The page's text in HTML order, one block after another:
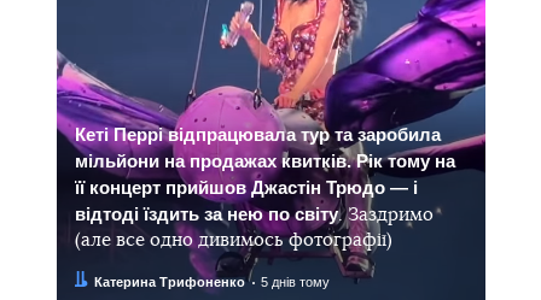
Кеті Перрі відпрацювала тур та заробила
мільйони на продажах квитків. Рік тому на
її концерт прийшов Джастін Трюдо — і
відтоді їздить за нею по світу. Заздримо
(але все одно дивимось фотографії)
Автор:
Катерина Трифоненко
Дата: 5 днів тому